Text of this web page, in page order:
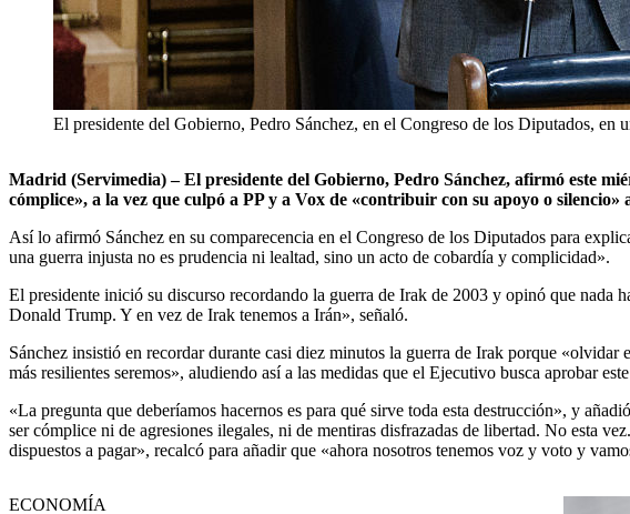
El presidente del Gobierno, Pedro Sánchez, en el Congreso de los Diputados,
Madrid (Servimedia) – El presidente del Gobierno, Pedro Sánchez, afirmó este
cómplice», a la vez que culpó a PP y a Vox de «contribuir con su apoyo o
Así lo afirmó Sánchez en su comparecencia en el Congreso de los Diputados para
una guerra injusta no es prudencia ni lealtad, sino un acto de cobardía y complicidad».
El presidente inició su discurso recordando la guerra de Irak de 2003 y opinó que nada
Donald Trump. Y en vez de Irak tenemos a Irán», señaló.
Sánchez insistió en recordar durante casi diez minutos la guerra de Irak porque
más resilientes seremos», aludiendo así a las medidas que el Ejecutivo busca aprobar
«La pregunta que deberíamos hacernos es para qué sirve toda esta destrucción», y
ser cómplice ni de agresiones ilegales, ni de mentiras disfrazadas de libertad. No esta
dispuestos a pagar», recalcó para añadir que «ahora nosotros tenemos voz y voto y
ECONOMÍA